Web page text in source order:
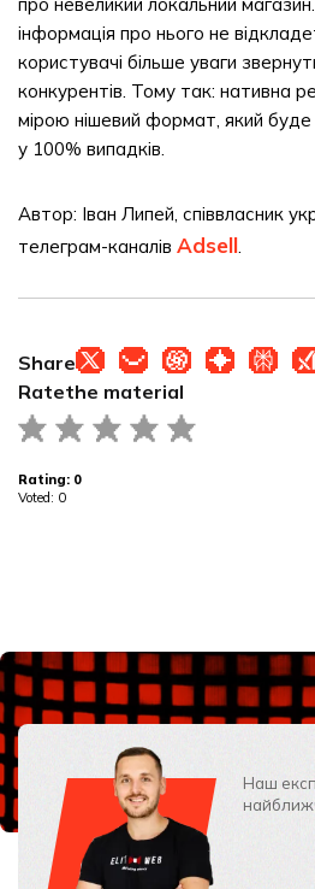
інформація про нього не
користувачі більше уваги
конкурентів. Тому так: нативна
мірою нішевий формат, який
у 100% випадків.
Автор: Іван Липей, співвласник
телеграм-каналів Adsell.
Share
Ratethe material
Rating: 0
Voted: 0
Наш